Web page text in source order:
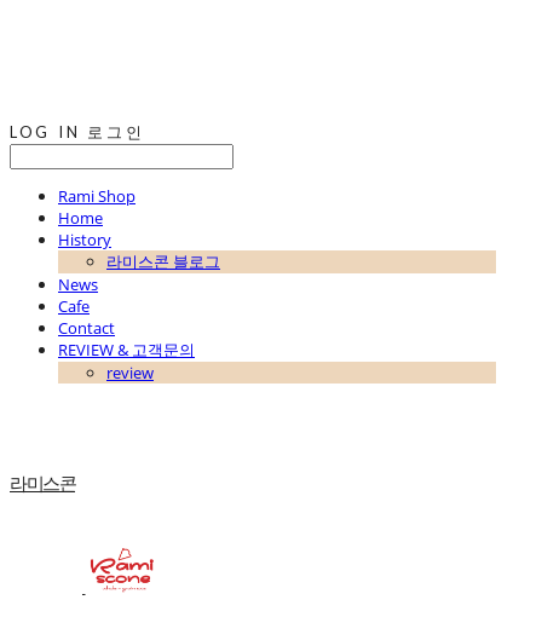
LOG IN 로그인
Rami Shop
Home
History
라미스콘 블로그
News
Cafe
Contact
REVIEW & 고객문의
review
라미스콘